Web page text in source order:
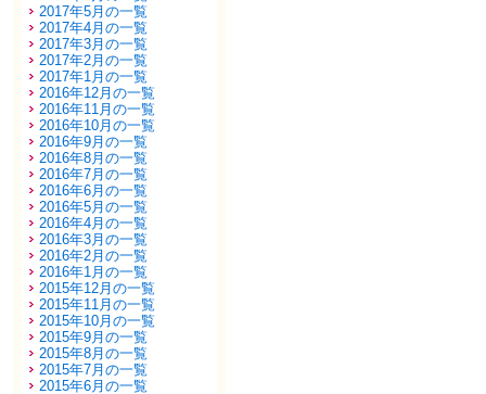
2017年5月の一覧
2017年4月の一覧
2017年3月の一覧
2017年2月の一覧
2017年1月の一覧
2016年12月の一覧
2016年11月の一覧
2016年10月の一覧
2016年9月の一覧
2016年8月の一覧
2016年7月の一覧
2016年6月の一覧
2016年5月の一覧
2016年4月の一覧
2016年3月の一覧
2016年2月の一覧
2016年1月の一覧
2015年12月の一覧
2015年11月の一覧
2015年10月の一覧
2015年9月の一覧
2015年8月の一覧
2015年7月の一覧
2015年6月の一覧